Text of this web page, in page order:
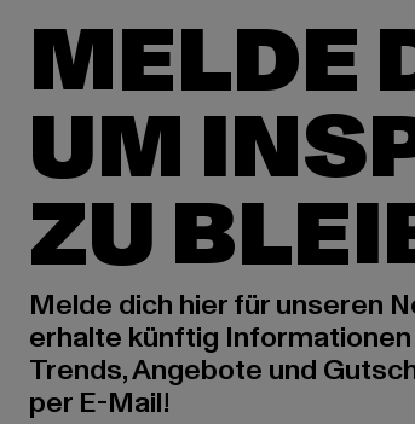
MELDE
UM
ZU
Melde dich hier für unseren
erhalte künftig
Trends, Angebote und
per E-Mail!